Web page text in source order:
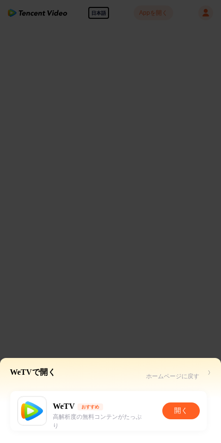
日本語 Appを開く
WeTVで開く ホームページに戻す
WeTV おすすめ
高解析度の無料コンテンがたっぷ
り
開く